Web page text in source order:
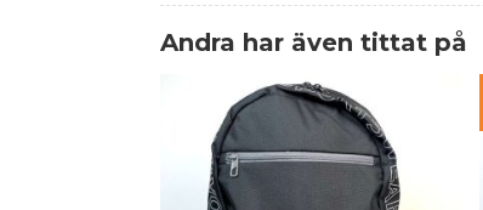
Andra har även tittat på